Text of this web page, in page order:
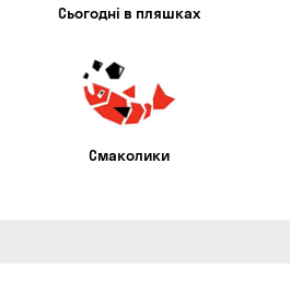
Сьогодні в пляшках
Смаколики